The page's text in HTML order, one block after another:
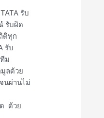
รับ
รับผิด
ติทุก
รับ
ม
ลด้วย
นผ่านไม่
ด้วย